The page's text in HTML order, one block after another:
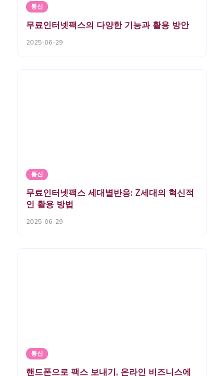
통신
무료인터넷팩스의 다양한 기능과 활용 방안
2025-06-29
통신
무료인터넷팩스 세대별반응: Z세대의 혁신적
인 활용 방법
2025-06-29
통신
핸드폰으로 팩스 보내기, 온라인 비즈니스에